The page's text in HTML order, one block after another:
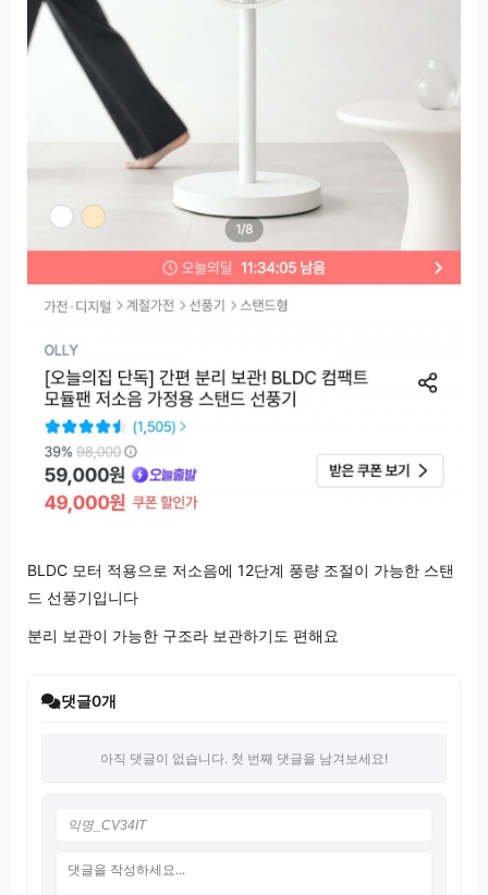
BLDC 모터 적용으로 저소음에 12단계 풍량 조절이 가능한 스탠
드 선풍기입니다
분리 보관이 가능한 구조라 보관하기도 편해요
댓글0개
아직 댓글이 없습니다. 첫 번째 댓글을 남겨보세요!